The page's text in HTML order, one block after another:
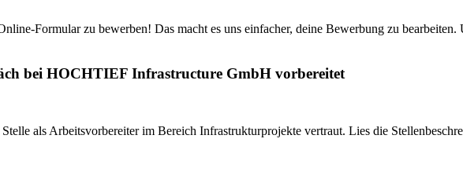
Formular zu bewerben! Das macht es uns einfacher, deine Bewerbung zu
bei HOCHTIEF Infrastructure GmbH vorbereitet
als Arbeitsvorbereiter im Bereich Infrastrukturprojekte vertraut. Lies die